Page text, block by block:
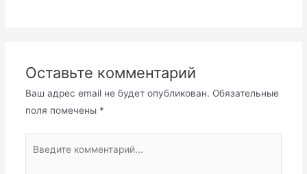
Оставьте комментарий
Ваш адрес email не будет опубликован. Обязательные
поля помечены *